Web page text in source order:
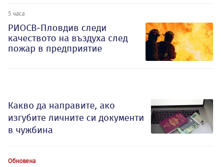
5 часа
РИОСВ-Пловдив следи
качеството на въздуха след
пожар в предприятие
Какво да направите, ако
изгубите личните си документи
в чужбина
Обновена